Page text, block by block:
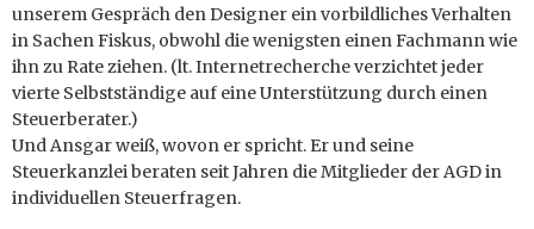
unserem Gespräch den Designer ein vorbildliches Verhalten
in Sachen Fiskus, obwohl die wenigsten einen Fachmann wie
ihn zu Rate ziehen. (lt. Internetrecherche verzichtet jeder
vierte Selbstständige auf eine Unterstützung durch einen
Steuerberater.)
Und Ansgar weiß, wovon er spricht. Er und seine
Steuerkanzlei beraten seit Jahren die Mitglieder der AGD in
individuellen Steuerfragen.